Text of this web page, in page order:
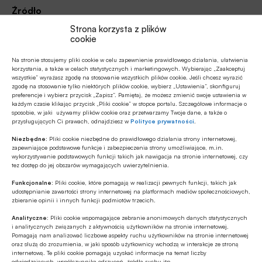
Strona korzysta z plików
cookie
Na stronie stosujemy pliki cookie w celu zapewnienie prawidłowego działania, ułatwienia
korzystania, a także w celach statystycznych i marketingowych. Wybierając „Zaakceptuj
wszystkie” wyrażasz zgodę na stosowanie wszystkich plików cookie. Jeśli chcesz wyrazić
zgodę na stosowanie tylko niektórych plików cookie, wybierz „Ustawienia”, skonfiguruj
preferencje i wybierz przycisk „Zapisz”. Pamiętaj, że możesz zmienić swoje ustawienia w
każdym czasie klikając przycisk „Pliki cookie” w stopce portalu. Szczegółowe informacje o
sposobie, w jaki używamy plików cookie oraz przetwarzamy Twoje dane, a także o
przysługujących Ci prawach, odnajdziesz wPolityce prywatności
Niezbędne: Pliki cookie niezbędne do prawidłowego działania strony internetowej,
zapewniające podstawowe funkcje i zabezpieczenia strony umożliwiające, m.in.
wykorzystywanie podstawowych funkcji takich jak nawigacja na stronie internetowej, czy
tez dostęp do jej obszarów wymagających uwierzytelnienia.
Funkcjonalne: Pliki cookie, które pomagają w realizacji pewnych funkcji, takich jak
udostępnianie zawartości strony internetowej na platformach mediów społecznościowych,
zbieranie opinii i innych funkcji podmiotów trzecich.
Analityczne: Pliki cookie wspomagające zebranie anonimowych danych statystycznych
i analitycznych związanych z aktywnością użytkowników na stronie internetowej.
Pomagają nam analizować liczbowe aspekty ruchu użytkowników na stronie internetowej
oraz służą do zrozumienia, w jaki sposób użytkownicy wchodzą w interakcje ze stroną
internetową. Te pliki cookie pomagają uzyskać informacje na temat liczby
Źródło
Polecamy
Z RYNKU FINANSOWEGO
Konieczna zmiana sposobu
finansowania potrzeb polskich sił
zbrojnych
Z RYNKU FINANSOWEGO
Edukacja finansowa: nowe inicjatywy KE
w ramach strategii unijnej